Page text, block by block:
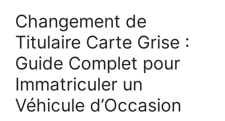
Changement de
Titulaire Carte Grise :
Guide Complet pour
Immatriculer un
Véhicule d’Occasion